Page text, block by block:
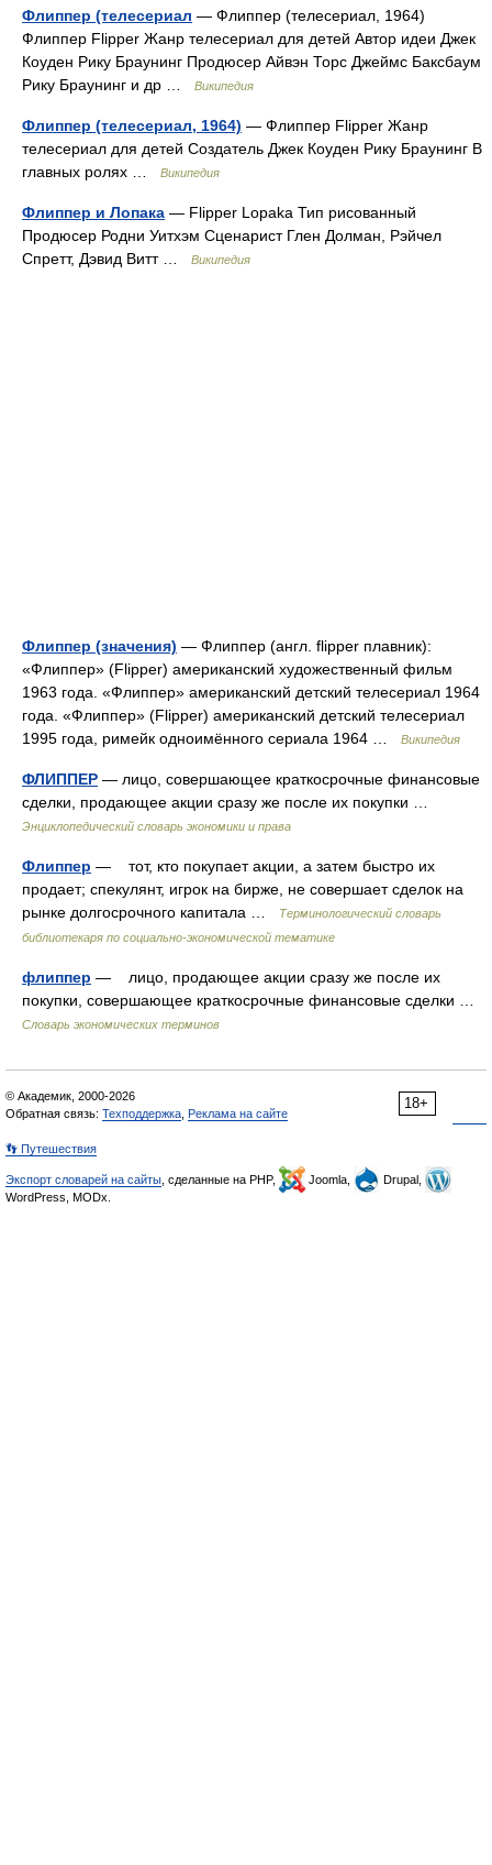
Флиппер (телесериал — Флиппер (телесериал, 1964)
Флиппер Flipper Жанр телесериал для детей Автор идеи Джек
Коуден Рику Браунинг Продюсер Айвэн Торс Джеймс Баксбаум
Рику Браунинг и др …
Википедия
Флиппер (телесериал, 1964) — Флиппер Flipper Жанр
телесериал для детей Создатель Джек Коуден Рику Браунинг В
главных ролях …
Википедия
Флиппер и Лопака — Flipper Lopaka Тип рисованный
Продюсер Родни Уитхэм Сценарист Глен Долман, Рэйчел
Спретт, Дэвид Витт …
Википедия
Флиппер (значения) — Флиппер (англ. flipper плавник):
«Флиппер» (Flipper) американский художественный фильм
1963 года. «Флиппер» американский детский телесериал 1964
года. «Флиппер» (Flipper) американский детский телесериал
1995 года, римейк одноимённого сериала 1964 …
Википедия
ФЛИППЕР — лицо, совершающее краткосрочные финансовые
сделки, продающее акции сразу же после их покупки …
Энциклопедический словарь экономики и права
Флиппер — тот, кто покупает акции, а затем быстро их
продает; спекулянт, игрок на бирже, не совершает сделок на
рынке долгосрочного капитала …
Терминологический словарь
библиотекаря по социально-экономической тематике
флиппер — лицо, продающее акции сразу же после их
покупки, совершающее краткосрочные финансовые сделки …
Словарь экономических терминов
18+
© Академик, 2000-2026
Обратная связь: Техподдержка Реклама на сайте
👣 Путешествия
Экспорт словарей на сайты , сделанные на PHP, Joomla,
Drupal,
WordPress, MODx.